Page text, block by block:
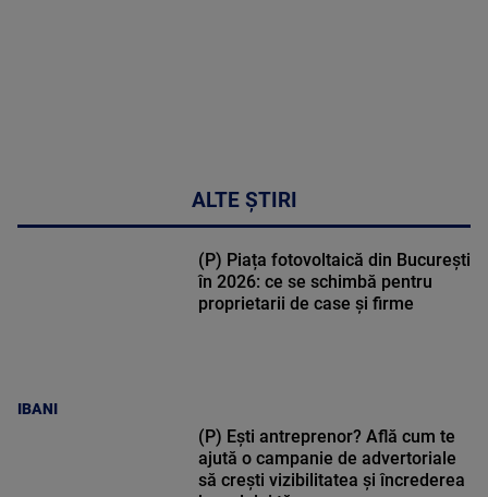
ALTE ȘTIRI
IBANI
(P) Piața fotovoltaică din București
în 2026: ce se schimbă pentru
proprietarii de case și firme
(P) Ești antreprenor? Află cum te
ajută o campanie de advertoriale
să crești vizibilitatea și încrederea